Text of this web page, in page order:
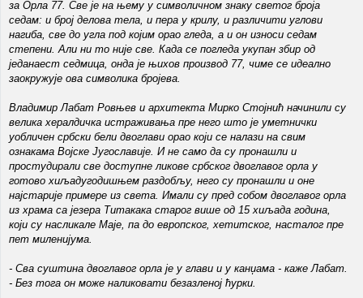
за Орла 77. Све је на њему у символичном знаку светог броја
седам: и број делова тела, и пера у крилу, и различити углови
нагиба, све до угла под којим орао гледа, а и он износи седам
степени. Али ни то није све. Када се погледа укупан збир од
једанаест седмица, онда је њихов производ 77, чиме се идеално
заокружује ова символика бројева.
Владимир Лабат Ровњев и архитекта Мирко Стојнић начинили су
велика хералдичка истраживања пре него што је уметнички
уобличен србски бели двоглави орао који се налази на свим
ознакама Војске Југославије. И не само да су пронашли и
простудирали све доступне ликове србског двоглавог орла у
готово хиљадугодишњем раздобљу, него су пронашли и оне
најстарије примере из света. Имали су пред собом двоглавог орла
из храма са језера Титакака старог више од 15 хиљада година,
који су насликале Маје, па до европског, хетитског, насталог пре
пет миленијума.
- Сва суштина двоглавог орла је у глави и у канџама - каже Лабат.
- Без тога он може наликовати безазленој ћурки.